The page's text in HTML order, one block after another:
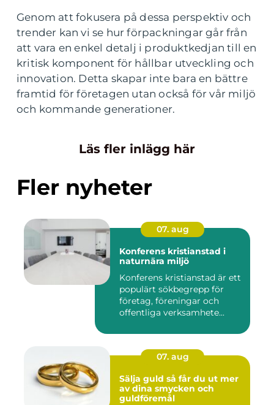
Genom att fokusera på dessa perspektiv och
trender kan vi se hur förpackningar går från
att vara en enkel detalj i produktkedjan till en
kritisk komponent för hållbar utveckling och
innovation. Detta skapar inte bara en bättre
framtid för företagen utan också för vår miljö
och kommande generationer.
Läs fler inlägg här
Fler nyheter
07. aug
Konferens kristianstad i
naturnära miljö
Konferens kristianstad är ett
populärt sökbegrepp för
företag, föreningar och
offentliga verksamhete...
07. aug
Sälja guld så får du ut mer
av dina smycken och
guldföremål